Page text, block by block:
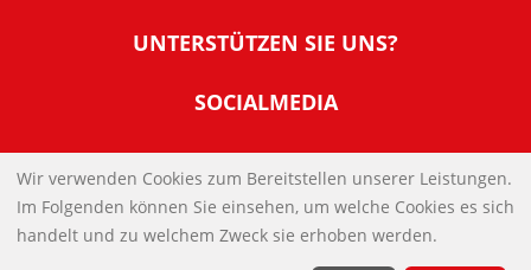
Warum NachDenkSeiten
Tipps zur Nutzung der NachDenkSeiten
Banner und E-Mail-Signaturen
Links
Kontakt
UNTERSTÜTZEN SIE UNS?
Werden Sie Fördermitglied
Spenden Sie Online
SOCIALMEDIA
IMPRESSUM
DATENSCHUTZERKLÄRUNG
Wir verwenden Cookies zum Bereitstellen unserer Leistungen.
Im Folgenden können Sie einsehen, um welche Cookies es sich
handelt und zu welchem Zweck sie erhoben werden.